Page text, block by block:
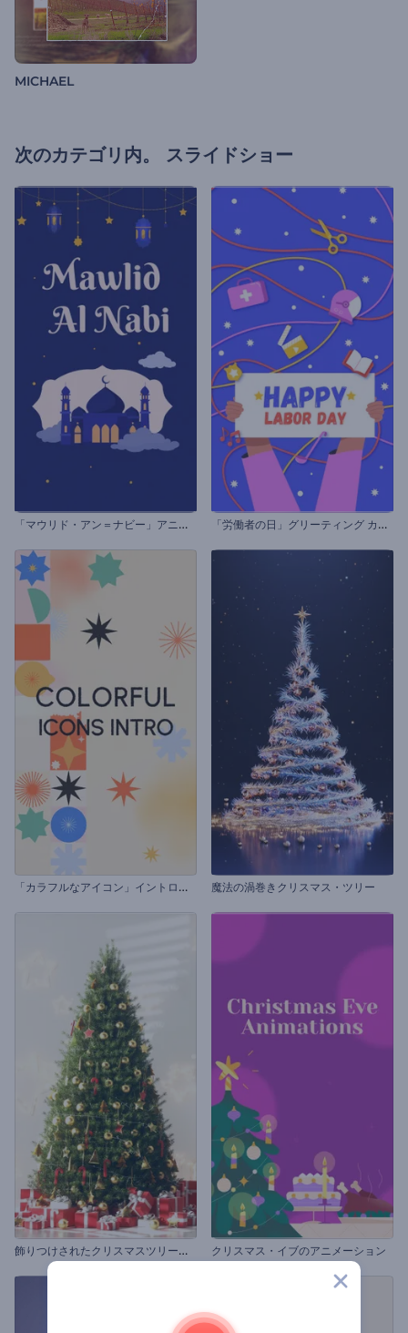
MICHAEL
次のカテゴリ内。 スライドショー
「
マウリド・アン＝ナビー」アニメーション 「
労働者の日」グリーティング カード
「
カラフルなアイコン」イントロ動画 魔法の渦巻きクリスマス・ツリー
飾
りつけされたクリスマスツリーのオープニング動画 クリスマス・イブのアニメーション